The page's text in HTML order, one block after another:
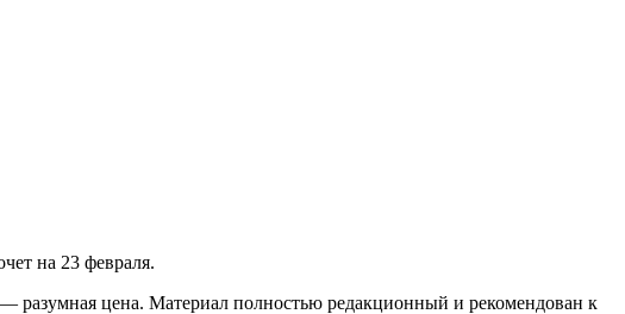
на 23 февраля.
разумная цена. Материал полностью редакционный и рекомендован к